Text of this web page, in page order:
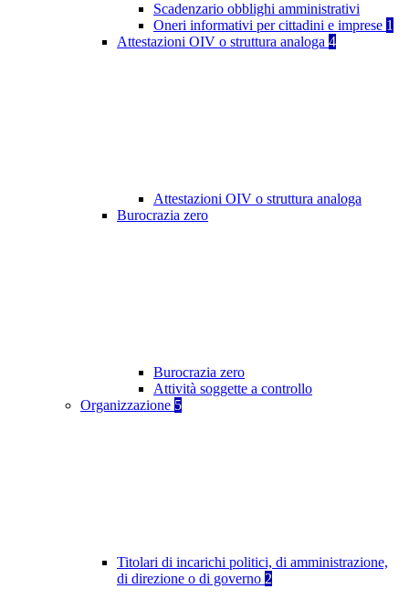
Scadenzario obblighi amministrativi
Oneri informativi per cittadini e imprese 1
Attestazioni OIV o struttura analoga 4
Attestazioni OIV o struttura analoga
Burocrazia zero
Burocrazia zero
Attività soggette a controllo
Organizzazione 5
Titolari di incarichi politici, di amministrazione,
di direzione o di governo 2